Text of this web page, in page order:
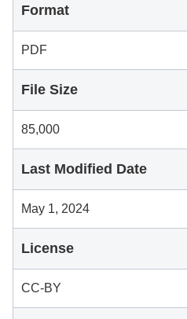
Format
PDF
File Size
85,000
Last Modified Date
May 1, 2024
License
CC-BY